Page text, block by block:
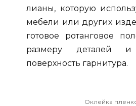
лианы, которую
мебели или других
готовое ротанговое
размеру деталей
поверхность гарнитура.
Оклейка